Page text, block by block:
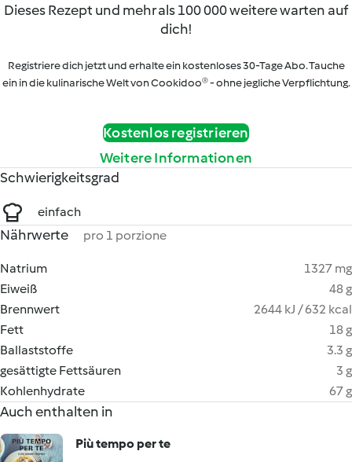
Dieses Rezept und mehr als 100 000 weitere warten auf
dich!
Registriere dich jetzt und erhalte ein kostenloses 30-Tage Abo. Tauche
ein in die kulinarische Welt von Cookidoo® - ohne jegliche Verpflichtung.
Kostenlos registrieren
Weitere Informationen
Schwierigkeitsgrad
einfach
Nährwerte pro 1 porzione
Natrium
1327 mg
Eiweiß
48 g
Brennwert
2644 kJ / 632 kcal
Fett
18 g
Ballaststoffe
3.3 g
gesättigte Fettsäuren
3 g
Kohlenhydrate
67 g
Auch enthalten in
Più tempo per te